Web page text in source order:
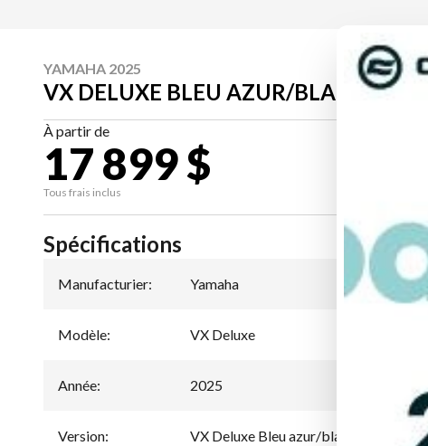
YAMAHA 2025
VX DELUXE BLEU AZUR/BLANC
À partir de
17 899 $
Tous frais inclus
Spécifications
Manufacturier: Yamaha
Modèle: VX Deluxe
Année: 2025
Version: VX Deluxe Bleu azur/blanc